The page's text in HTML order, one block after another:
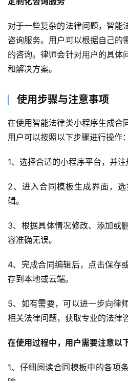
首
于
例
服
务
H
5
发
信
开
程
对于一些复杂的法律问题，智能
咨询服务。用户可以根据自己的
的咨询。律师会针对用户的具体
和解决方案。
使用步骤与注意事项
在使用智能法律类小程序生成合
用户可以按照以下步骤进行操作：
1、选择合适的小程序平台，并注
2、进入合同模板生成界面，
辑。
3、根据具体情况修改、添加或
容准确无误。
4、完成合同编辑后，点击保存
存到本地或云端。
5、如有需要，可以进一步向律
相关法律问题，获取专业的法律
在使用过程中，用户需要注意以
1、仔细阅读合同模板中的各项